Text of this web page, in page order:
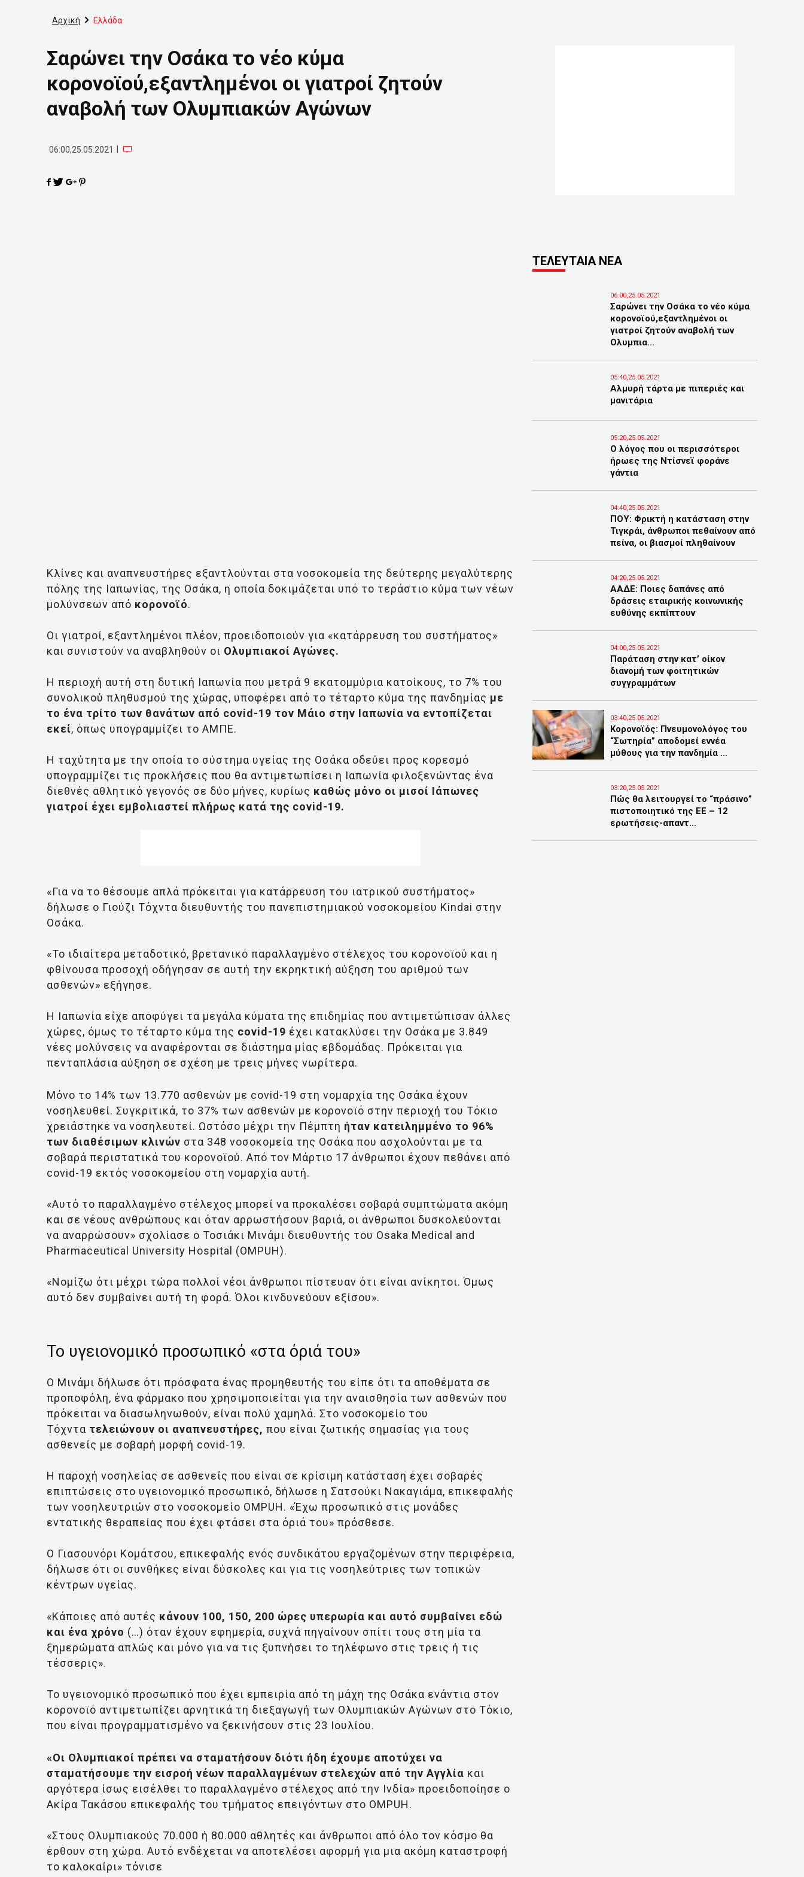
Αρχική Ελλάδα
Σαρώνει την Οσάκα το νέο κύμα
κορονοϊού,εξαντλημένοι οι γιατροί ζητούν
αναβολή των Ολυμπιακών Αγώνων
06:00,25.05.2021
Κλίνες και αναπνευστήρες εξαντλούνται στα νοσοκομεία της δεύτερης μεγαλύτερης
πόλης της Ιαπωνίας, της Οσάκα, η οποία δοκιμάζεται υπό το τεράστιο κύμα των νέων
μολύνσεων από κορονοϊό.
Οι γιατροί, εξαντλημένοι πλέον, προειδοποιούν για «κατάρρευση του συστήματος»
και συνιστούν να αναβληθούν οι Ολυμπιακοί Αγώνες.
Η περιοχή αυτή στη δυτική Ιαπωνία που μετρά 9 εκατομμύρια κατοίκους, το 7% του
συνολικού πληθυσμού της χώρας, υποφέρει από το τέταρτο κύμα της πανδημίας με
το ένα τρίτο των θανάτων από covid-19 τον Μάιο στην Ιαπωνία να εντοπίζεται
εκεί, όπως υπογραμμίζει το ΑΜΠΕ.
Η ταχύτητα με την οποία το σύστημα υγείας της Οσάκα οδεύει προς κορεσμό
υπογραμμίζει τις προκλήσεις που θα αντιμετωπίσει η Ιαπωνία φιλοξενώντας ένα
διεθνές αθλητικό γεγονός σε δύο μήνες, κυρίως καθώς μόνο οι μισοί Ιάπωνες
γιατροί έχει εμβολιαστεί πλήρως κατά της covid-19.
«Για να το θέσουμε απλά πρόκειται για κατάρρευση του ιατρικού συστήματος»
δήλωσε ο Γιούζι Τόχντα διευθυντής του πανεπιστημιακού νοσοκομείου Kindai στην
Οσάκα.
«Το ιδιαίτερα μεταδοτικό, βρετανικό παραλλαγμένο στέλεχος του κορονοϊού και η
φθίνουσα προσοχή οδήγησαν σε αυτή την εκρηκτική αύξηση του αριθμού των
ασθενών» εξήγησε.
Η Ιαπωνία είχε αποφύγει τα μεγάλα κύματα της επιδημίας που αντιμετώπισαν άλλες
χώρες, όμως το τέταρτο κύμα της covid-19 έχει κατακλύσει την Οσάκα με 3.849
νέες μολύνσεις να αναφέρονται σε διάστημα μίας εβδομάδας. Πρόκειται για
πενταπλάσια αύξηση σε σχέση με τρεις μήνες νωρίτερα.
Μόνο το 14% των 13.770 ασθενών με covid-19 στη νομαρχία της Οσάκα έχουν
νοσηλευθεί. Συγκριτικά, το 37% των ασθενών με κορονοϊό στην περιοχή του Τόκιο
χρειάστηκε να νοσηλευτεί. Ωστόσο μέχρι την Πέμπτη ήταν κατειλημμένο το 96%
των διαθέσιμων κλινών στα 348 νοσοκομεία της Οσάκα που ασχολούνται με τα
σοβαρά περιστατικά του κορονοϊού. Από τον Μάρτιο 17 άνθρωποι έχουν πεθάνει από
covid-19 εκτός νοσοκομείου στη νομαρχία αυτή.
«Αυτό το παραλλαγμένο στέλεχος μπορεί να προκαλέσει σοβαρά συμπτώματα ακόμη
και σε νέους ανθρώπους και όταν αρρωστήσουν βαριά, οι άνθρωποι δυσκολεύονται
να αναρρώσουν» σχολίασε ο Τοσιάκι Μινάμι διευθυντής του Osaka Medical and
Pharmaceutical University Hospital (OMPUH).
«Νομίζω ότι μέχρι τώρα πολλοί νέοι άνθρωποι πίστευαν ότι είναι ανίκητοι. Όμως
αυτό δεν συμβαίνει αυτή τη φορά. Όλοι κινδυνεύουν εξίσου».
To υγειονομικό προσωπικό «στα όριά του»
Ο Μινάμι δήλωσε ότι πρόσφατα ένας προμηθευτής του είπε ότι τα αποθέματα σε
προποφόλη, ένα φάρμακο που χρησιμοποιείται για την αναισθησία των ασθενών που
πρόκειται να διασωληνωθούν, είναι πολύ χαμηλά. Στο νοσοκομείο του
Τόχντα τελειώνουν οι αναπνευστήρες, που είναι ζωτικής σημασίας για τους
ασθενείς με σοβαρή μορφή covid-19.
Η παροχή νοσηλείας σε ασθενείς που είναι σε κρίσιμη κατάσταση έχει σοβαρές
επιπτώσεις στο υγειονομικό προσωπικό, δήλωσε η Σατσούκι Νακαγιάμα, επικεφαλής
των νοσηλευτριών στο νοσοκομείο OMPUH. «Έχω προσωπικό στις μονάδες
εντατικής θεραπείας που έχει φτάσει στα όριά του» πρόσθεσε.
Ο Γιασουνόρι Κομάτσου, επικεφαλής ενός συνδικάτου εργαζομένων στην περιφέρεια,
δήλωσε ότι οι συνθήκες είναι δύσκολες και για τις νοσηλεύτριες των τοπικών
κέντρων υγείας.
«Κάποιες από αυτές κάνουν 100, 150, 200 ώρες υπερωρία και αυτό συμβαίνει εδώ
και ένα χρόνο (…) όταν έχουν εφημερία, συχνά πηγαίνουν σπίτι τους στη μία τα
ξημερώματα απλώς και μόνο για να τις ξυπνήσει το τηλέφωνο στις τρεις ή τις
τέσσερις».
Το υγειονομικό προσωπικό που έχει εμπειρία από τη μάχη της Οσάκα ενάντια στον
κορονοϊό αντιμετωπίζει αρνητικά τη διεξαγωγή των Ολυμπιακών Αγώνων στο Τόκιο,
που είναι προγραμματισμένο να ξεκινήσουν στις 23 Ιουλίου.
«Οι Ολυμπιακοί πρέπει να σταματήσουν διότι ήδη έχουμε αποτύχει να
σταματήσουμε την εισροή νέων παραλλαγμένων στελεχών από την Αγγλία και
αργότερα ίσως εισέλθει το παραλλαγμένο στέλεχος από την Ινδία» προειδοποίησε ο
Ακίρα Τακάσου επικεφαλής του τμήματος επειγόντων στο OMPUH.
«Στους Ολυμπιακούς 70.000 ή 80.000 αθλητές και άνθρωποι από όλο τον κόσμο θα
έρθουν στη χώρα. Αυτό ενδέχεται να αποτελέσει αφορμή για μια ακόμη καταστροφή
το καλοκαίρι» τόνισε
ΤΕΛΕΥΤΑΙΑ ΝΕΑ
06:00,25.05.2021
Σαρώνει την Οσάκα το νέο κύμα
κορονοϊού,εξαντλημένοι οι
γιατροί ζητούν αναβολή των
Ολυμπια...
05:40,25.05.2021
Αλμυρή τάρτα με πιπεριές και
μανιτάρια
05:20,25.05.2021
Ο λόγος που οι περισσότεροι
ήρωες της Ντίσνεϊ φοράνε
γάντια
04:40,25.05.2021
ΠΟΥ: Φρικτή η κατάσταση στην
Τιγκράι, άνθρωποι πεθαίνουν από
πείνα, οι βιασμοί πληθαίνουν
04:20,25.05.2021
ΑΑΔΕ: Ποιες δαπάνες από
δράσεις εταιρικής κοινωνικής
ευθύνης εκπίπτουν
04:00,25.05.2021
Παράταση στην κατ’ οίκον
διανομή των φοιτητικών
συγγραμμάτων
03:40,25.05.2021
Κορονοϊός: Πνευμονολόγος του
“Σωτηρία” αποδομεί εννέα
μύθους για την πανδημία ...
03:20,25.05.2021
Πώς θα λειτουργεί το “πράσινο”
πιστοποιητικό της ΕΕ – 12
ερωτήσεις-απαντ...